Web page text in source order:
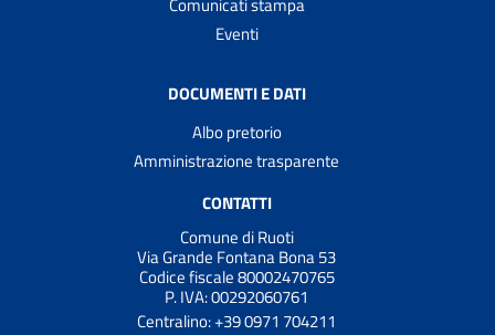
Eventi
DOCUMENTI E DATI
Albo pretorio
Amministrazione trasparente
CONTATTI
Comune di Ruoti
Via Grande Fontana Bona 53
Codice fiscale 80002470765
P. IVA: 00292060761
Centralino: +39 0971 704211